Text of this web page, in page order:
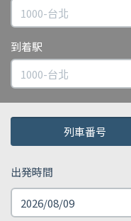
到着駅
列車番号
出発時間